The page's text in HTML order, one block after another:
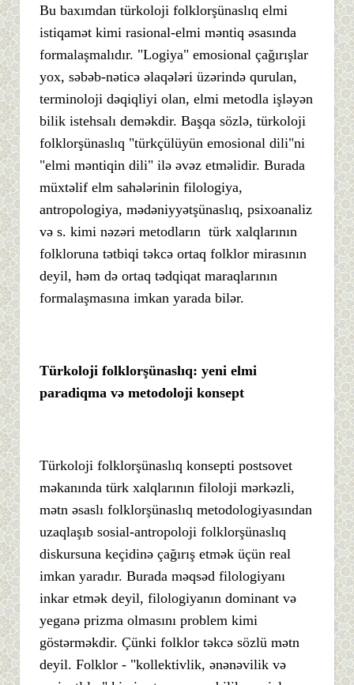
Bu baxımdan türkoloji folklorşünaslıq elmi
istiqamət kimi rasional-elmi məntiq əsasında
formalaşmalıdır. "Logiya" emosional çağırışlar
yox, səbəb-nəticə əlaqələri üzərində qurulan,
terminoloji dəqiqliyi olan, elmi metodla işləyən
bilik istehsalı deməkdir. Başqa sözlə, türkoloji
folklorşünaslıq "türkçülüyün emosional dili"ni
"elmi məntiqin dili" ilə əvəz etməlidir. Burada
müxtəlif elm sahələrinin filologiya,
antropologiya, mədəniyyətşünaslıq, psixoanaliz
və s. kimi nəzəri metodların türk xalqlarının
folkloruna tətbiqi təkcə ortaq folklor mirasının
deyil, həm də ortaq tədqiqat maraqlarının
formalaşmasına imkan yarada bilər.
Türkoloji folklorşünaslıq: yeni elmi
paradiqma və metodoloji konsept
Türkoloji folklorşünaslıq konsepti postsovet
məkanında türk xalqlarının filoloji mərkəzli,
mətn əsaslı folklorşünaslıq metodologiyasından
uzaqlaşıb sosial-antropoloji folklorşünaslıq
diskursuna keçidinə çağırış etmək üçün real
imkan yaradır. Burada məqsəd filologiyanı
inkar etmək deyil, filologiyanın dominant və
yeganə prizma olmasını problem kimi
göstərməkdir. Çünki folklor təkcə sözlü mətn
deyil. Folklor - "kollektivlik, ənənəvilik və